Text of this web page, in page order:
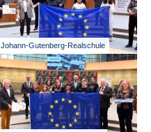
Johann-Gutenberg-Realschule